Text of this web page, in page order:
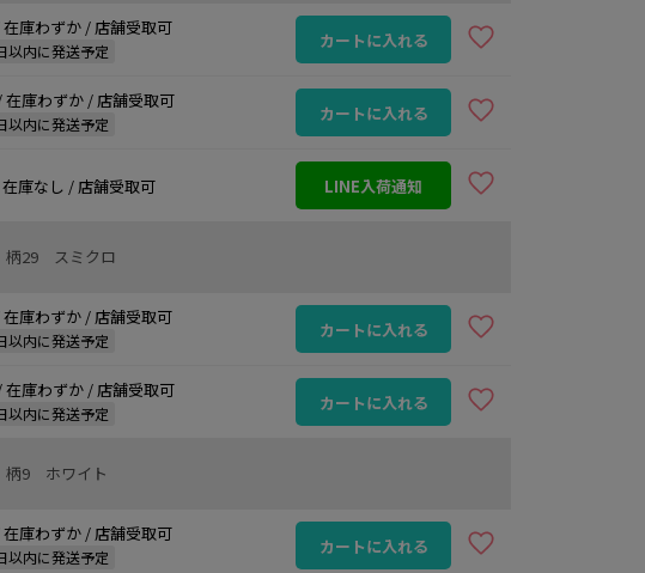
庫わずか / 店舗受取可
以内に発送予定 カートに入れる
在庫わずか / 店舗受取可
以内に発送予定 カートに入れる
庫なし / 店舗受取可 LINE入荷通知
柄29 スミクロ
庫わずか / 店舗受取可
以内に発送予定 カートに入れる
在庫わずか / 店舗受取可
以内に発送予定 カートに入れる
柄9 ホワイト
庫わずか / 店舗受取可
以内に発送予定 カートに入れる